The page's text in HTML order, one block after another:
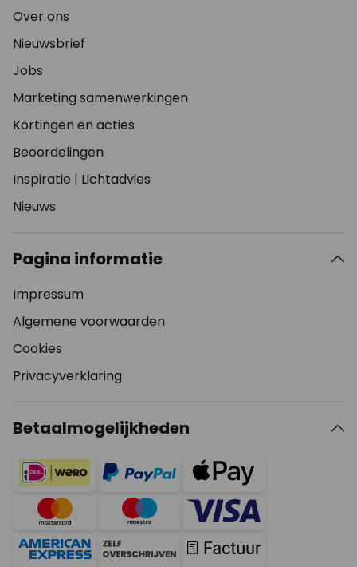
Over ons
Nieuwsbrief
Jobs
Marketing samenwerkingen
Kortingen en acties
Beoordelingen
Inspiratie | Lichtadvies
Nieuws
Pagina informatie
Impressum
Algemene voorwaarden
Cookies
Privacyverklaring
Betaalmogelijkheden